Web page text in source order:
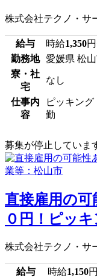
株式会社テクノ・サ
給与 時給1,350
勤務地
愛媛県 松
寮・社
宅
なし
仕事内
容
ピッキン
勤
募集が停止していま
直接雇用の可
０円！ピッ
株式会社テクノ・サ
給与 時給1,150